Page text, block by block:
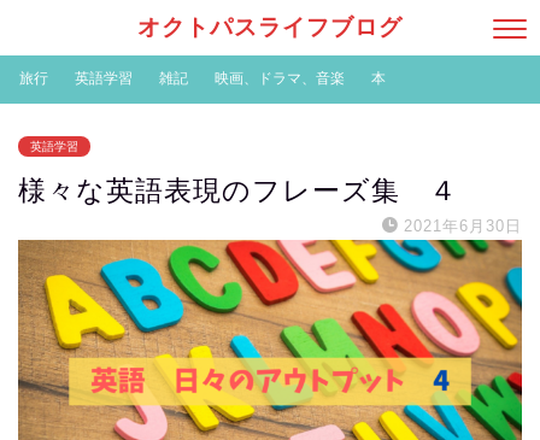
オクトパスライフブログ
旅行 英語学習 雑記 映画、ドラマ、音楽 本
英語学習
様々な英語表現のフレーズ集 ４
2021年6月30日